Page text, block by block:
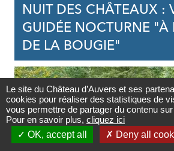
NUIT DES CHÂTEAUX :
GUIDÉE NOCTURNE "À
DE LA BOUGIE"
Le site du Château d’Auvers et ses
cookies pour réaliser des statistiques de
vous permettre de partager du contenu
Pour en savoir plus, cliquez ici
OK, accept all
Deny all